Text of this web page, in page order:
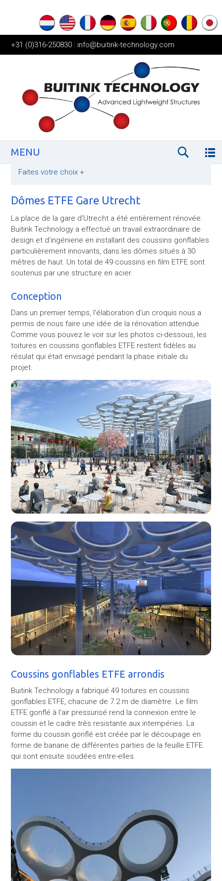
+31 (0)316-250830 | info@buitink-technology.com
MENU
Faites votre choix +
Dômes ETFE Gare Utrecht
La place de la gare d'Utrecht a été entièrement rénovée.
Buitink Technology a effectué un travail extraordinaire de
design et d'ingénierie en installant des coussins gonflables
particulièrement innovants, dans les dômes situés à 30
mètres de haut. Un total de 49 coussins en film ETFE sont
soutenus par une structure en acier.
Conception
Dans un premier temps, l'élaboration d'un croquis nous a
permis de nous faire une idée de la rénovation attendue.
Comme vous pouvez le voir sur les photos ci-dessous, les
toitures en coussins gonflables ETFE restent fidèles au
résulat qui était envisagé pendant la phase initiale du
projet.
Coussins gonflables ETFE arrondis
Buitink Technology a fabriqué 49 toitures en coussins
gonflables ETFE, chacune de 7.2 m de diamètre. Le film
ETFE gonflé à l'air pressurisé rend la connexion entre le
coussin et le cadre très resistante aux intempéries. La
forme du coussin gonflé est créée par le découpage en
forme de banane de différentes parties de la feuille ETFE
qui sont ensuite soudées entre-elles.